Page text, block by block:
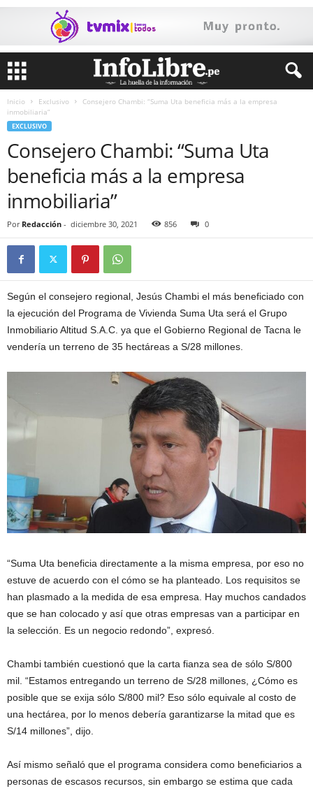
Inicio Exclusivo
Consejero Chambi: “Suma Uta beneficia más a la empresa
inmobiliaria”
EXCLUSIVO
Consejero Chambi: “Suma Uta
beneficia más a la empresa
inmobiliaria”
Por Redacción - diciembre 30, 2021 856 0
Según el consejero regional, Jesús Chambi el más beneficiado con
la ejecución del Programa de Vivienda Suma Uta será el Grupo
Inmobiliario Altitud S.A.C. ya que el Gobierno Regional de Tacna le
vendería un terreno de 35 hectáreas a S/28 millones.
“Suma Uta beneficia directamente a la misma empresa, por eso no
estuve de acuerdo con el cómo se ha planteado. Los requisitos se
han plasmado a la medida de esa empresa. Hay muchos candados
que se han colocado y así que otras empresas van a participar en
la selección. Es un negocio redondo”, expresó.
Chambi también cuestionó que la carta fianza sea de sólo S/800
mil. “Estamos entregando un terreno de S/28 millones, ¿Cómo es
posible que se exija sólo S/800 mil? Eso sólo equivale al costo de
una hectárea, por lo menos debería garantizarse la mitad que es
S/14 millones”, dijo.
Así mismo señaló que el programa considera como beneficiarios a
personas de escasos recursos, sin embargo se estima que cada